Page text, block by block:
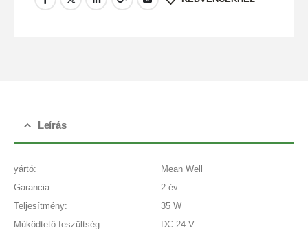
Leírás
yártó:
Mean Well
Garancia:
2 év
Teljesítmény:
35 W
Működtető feszültség:
DC 24 V